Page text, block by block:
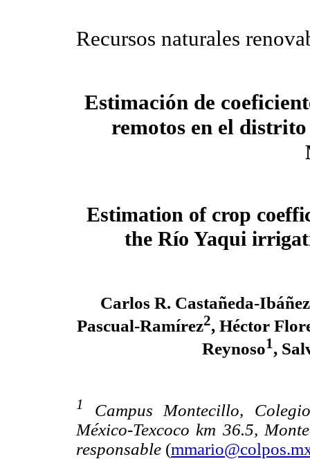
Recursos naturales
Estimación de
remotos en el
Estimation of crop
the Río Yaqui
Carlos R. Castañeda-Ibáñez
Pascual-Ramírez2, Héctor
Reynoso1,
1
Campus Montecillo,
México-Texcoco km 36.5,
responsable (